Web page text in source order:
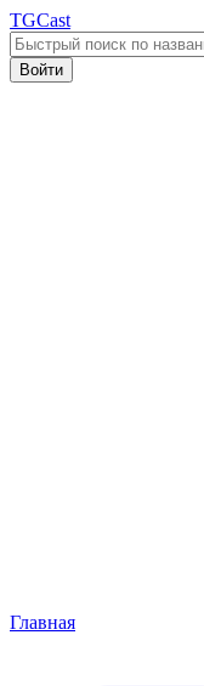
TGCast
Войти
Главная